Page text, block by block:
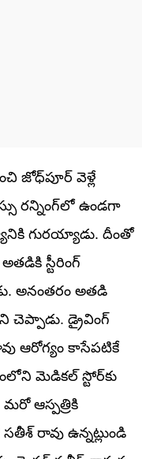
జోధ్‌పూర్‌ వెళ్లే
రన్నింగ్‌లో ఉండగా
గురయ్యాడు. దీంతో
స్టీరింగ్‌
అనంతరం అతడి
చెప్పాడు. డ్రైవింగ్‌
ఆరోగ్యం కాసేపటికే
మెడికల్ స్టోర్‌కు
ఆస్పత్రికి
రావు ఉన్నట్లుండి